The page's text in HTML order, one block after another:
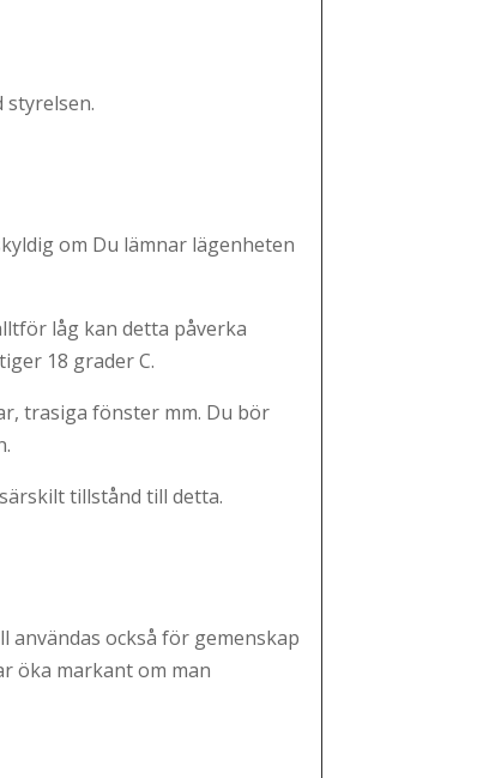
om Du lämnar lägenheten
låg kan detta påverka
18 grader C.
trasiga fönster mm. Du bör
tillstånd till detta.
också för gemenskap
öka markant om man